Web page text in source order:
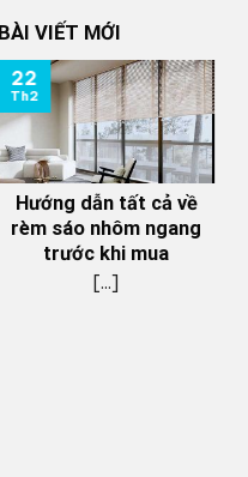
BÀI VIẾT MỚI
Hướng dẫn tất cả về
rèm sáo nhôm ngang
trước khi mua
[...]
22
Th2